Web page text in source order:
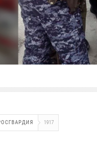
1917